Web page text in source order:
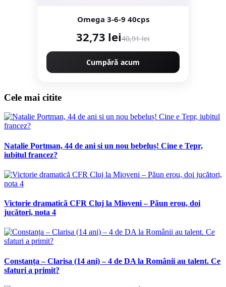
Omega 3-6-9 40cps
32,73 lei40,91 lei
Cumpără acum
Cele mai citite
Natalie Portman, 44 de ani si un nou bebeluș! Cine e Tepr,
iubitul francez?
Victorie dramatică CFR Cluj la Mioveni – Păun erou, doi
jucători, nota 4
Constanța – Clarisa (14 ani) – 4 de DA la Românii au talent. Ce
sfaturi a primit?